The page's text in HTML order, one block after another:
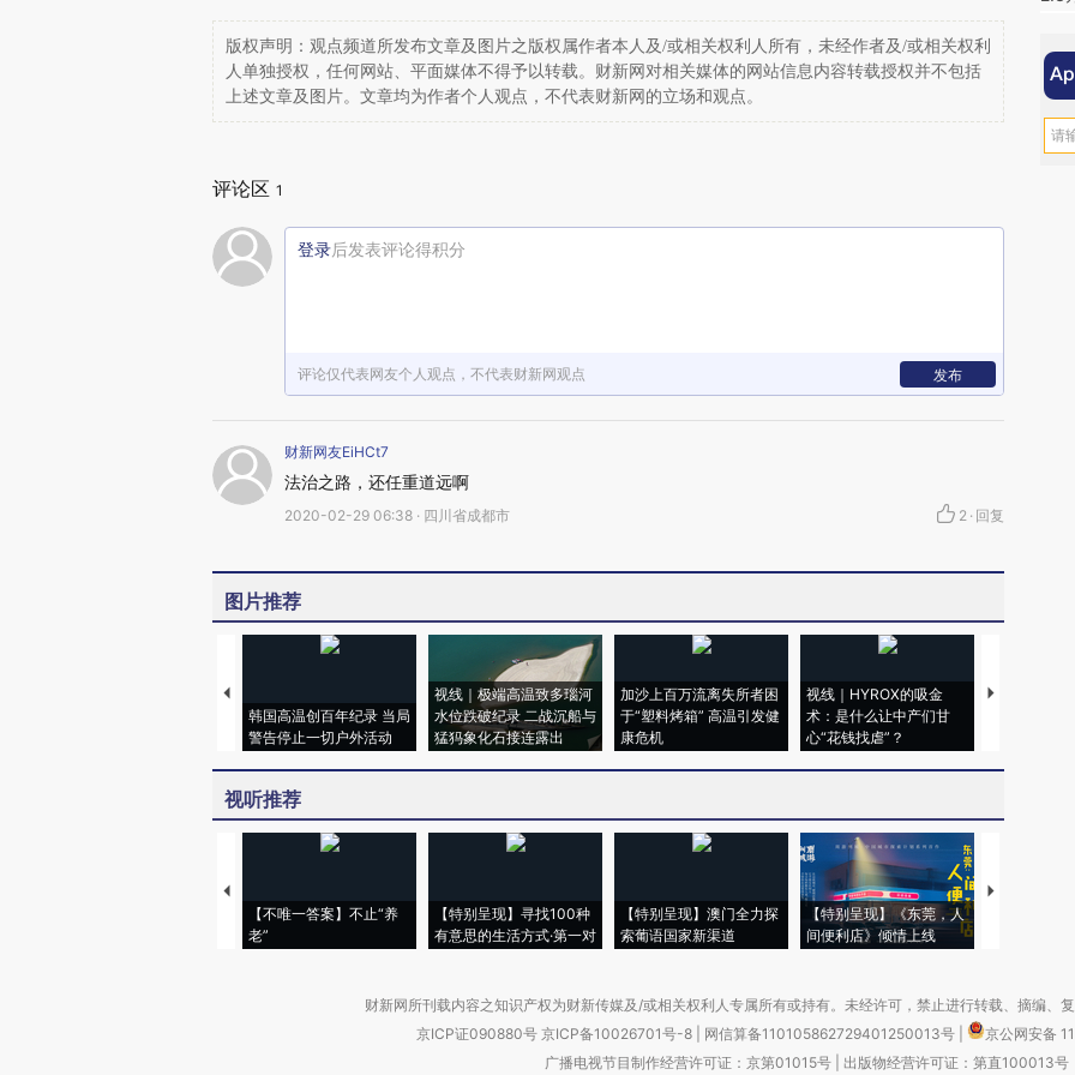
版权声明：观点频道所发布文章及图片之版权属作者本人及/或相关权利人所有，未经作者及/或相关权利
人单独授权，任何网站、平面媒体不得予以转载。财新网对相关媒体的网站信息内容转载授权并不包括
上述文章及图片。文章均为作者个人观点，不代表财新网的立场和观点。
评论区 1
登录后发表评论得积分
评论仅代表网友个人观点，不代表财新网观点 发布
财新网友EiHCt7
法治之路，还任重道远啊
2020-02-29 06:38 · 四川省成都市 2 · 回复
图片推荐
韩国高温创百年纪录 当局
警告停止一切户外活动
视线｜极端高温致多瑙河
水位跌破纪录 二战沉船与
猛犸象化石接连露出
加沙上百万流离失所者困
于“塑料烤箱” 高温引发健
康危机
视线｜HYROX的吸金
术：是什么让中产们甘
心“花钱找虐”？
马航飞行员
视听推荐
【不唯一答案】不止“养
老”
【特别呈现】寻找100种
有意思的生活方式·第一对
【特别呈现】澳门全力探
索葡语国家新渠道
【特别呈现】《东莞，人
间便利店》倾情上线
【推广】走
财新网所刊载内容之知识产权为财新传媒及/或相关权利人专属所有或持有。未经许可，禁止进行转载、摘编、
京ICP证090880号 京ICP备10026701号-8 网信算备110105862729401250013号
京公网安备
广播电视节目制作经营许可证：京第01015号| 出版物经营许可证：第直100013号